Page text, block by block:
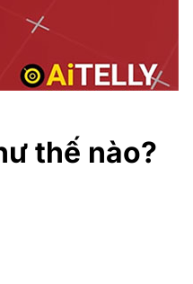
thế nào?